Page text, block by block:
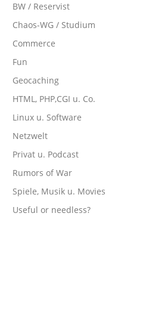
BW / Reservist
Chaos-WG / Studium
Commerce
Fun
Geocaching
HTML, PHP,CGI u. Co.
Linux u. Software
Netzwelt
Privat u. Podcast
Rumors of War
Spiele, Musik u. Movies
Useful or needless?